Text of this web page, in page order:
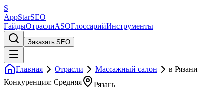
S
AppStarSEO
ГайдыОтраслиASOГлоссарийИнструменты
Заказать SEO
Главная Отрасли Массажный салон
в Рязани
Конкуренция: Средняя
Рязань